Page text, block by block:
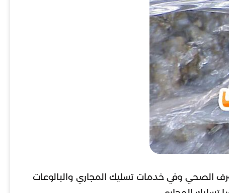
الصحي وفي خدمات تسليك المجاري والبالوعات